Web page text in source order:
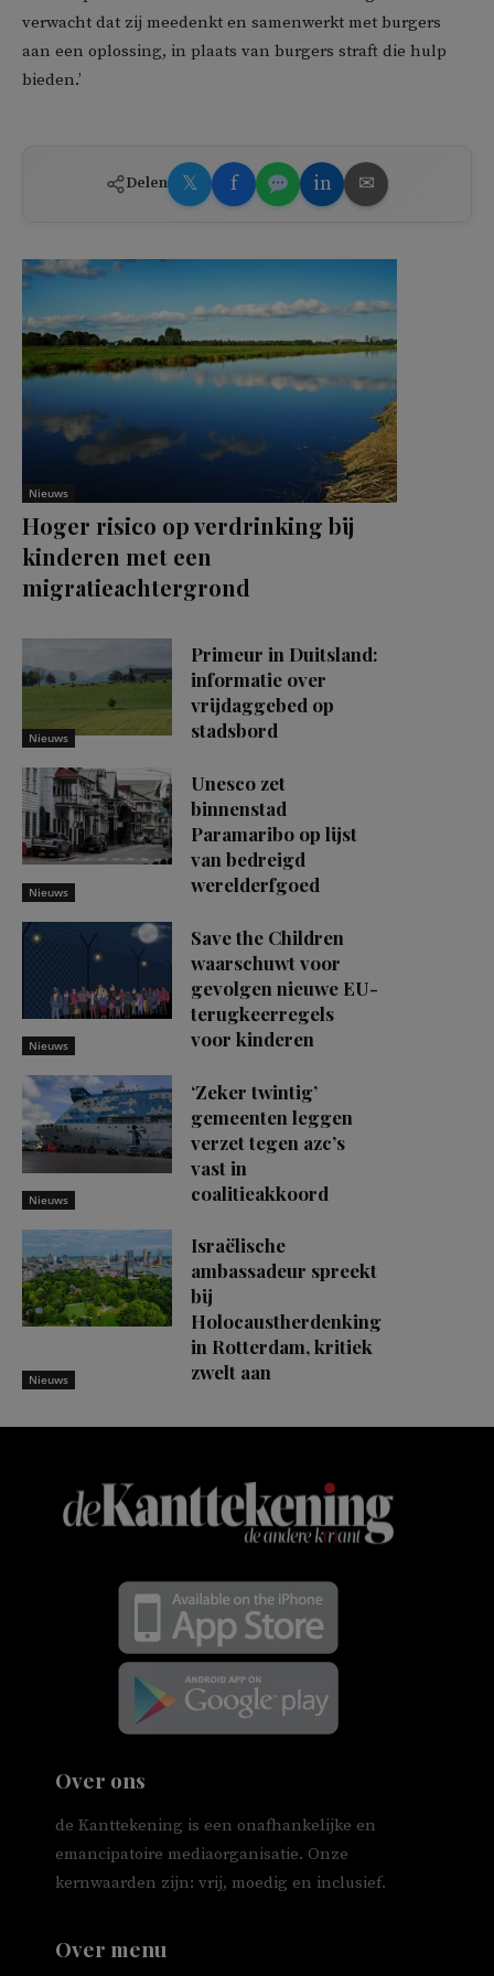
verwacht dat zij meedenkt en samenwerkt met burgers
aan een oplossing, in plaats van burgers straft die hulp
bieden.’
Delen 𝕏 f in ✉
Nieuws
Hoger risico op verdrinking bij
kinderen met een
migratieachtergrond
Nieuws
Primeur in Duitsland:
informatie over
vrijdaggebed op
stadsbord
Nieuws
Unesco zet
binnenstad
Paramaribo op lijst
van bedreigd
werelderfgoed
Nieuws
Save the Children
waarschuwt voor
gevolgen nieuwe EU-
terugkeerregels
voor kinderen
Nieuws
‘Zeker twintig’
gemeenten leggen
verzet tegen azc’s
vast in
coalitieakkoord
Nieuws
Israëlische
ambassadeur spreekt
bij
Holocaustherdenking
in Rotterdam, kritiek
zwelt aan
Over ons
de Kanttekening is een onafhankelijke en
emancipatoire mediaorganisatie. Onze
kernwaarden zijn: vrij, moedig en inclusief.
Over menu